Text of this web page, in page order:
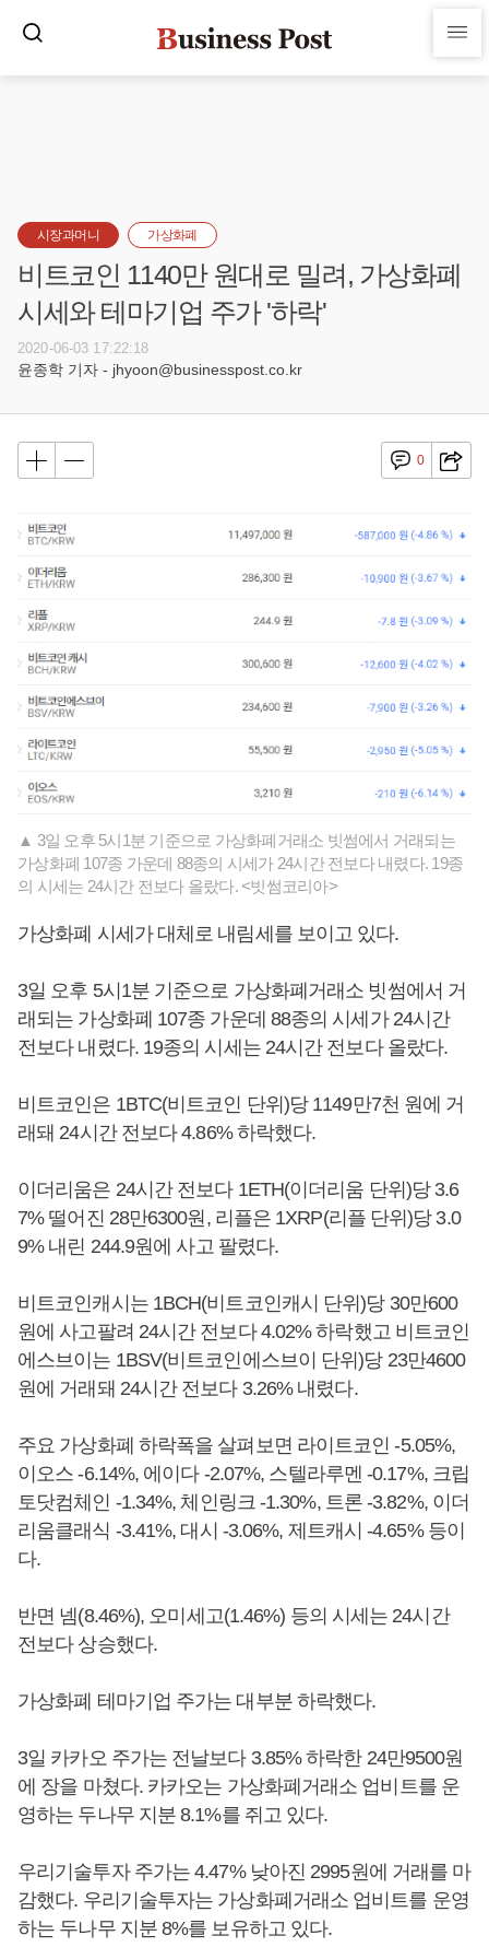
시장과머니 가상화폐
비트코인 1140만 원대로 밀려, 가상화폐
시세와 테마기업 주가 '하락'
2020-06-03 17:22:18
윤종학 기자 - jhyoon@businesspost.co.kr
0
▲ 3일 오후 5시1분 기준으로 가상화폐거래소 빗썸에서 거래되는
가상화폐 107종 가운데 88종의 시세가 24시간 전보다 내렸다. 19종
의 시세는 24시간 전보다 올랐다. <빗썸코리아>
가상화폐 시세가 대체로 내림세를 보이고 있다.
3일 오후 5시1분 기준으로 가상화폐거래소 빗썸에서 거
래되는 가상화폐 107종 가운데 88종의 시세가 24시간
전보다 내렸다. 19종의 시세는 24시간 전보다 올랐다.
비트코인은 1BTC(비트코인 단위)당 1149만7천 원에 거
래돼 24시간 전보다 4.86% 하락했다.
이더리움은 24시간 전보다 1ETH(이더리움 단위)당 3.6
7% 떨어진 28만6300원, 리플은 1XRP(리플 단위)당 3.0
9% 내린 244.9원에 사고 팔렸다.
비트코인캐시는 1BCH(비트코인캐시 단위)당 30만600
원에 사고팔려 24시간 전보다 4.02% 하락했고 비트코인
에스브이는 1BSV(비트코인에스브이 단위)당 23만4600
원에 거래돼 24시간 전보다 3.26% 내렸다.
주요 가상화폐 하락폭을 살펴보면 라이트코인 -5.05%,
이오스 -6.14%, 에이다 -2.07%, 스텔라루멘 -0.17%, 크립
토닷컴체인 -1.34%, 체인링크 -1.30%, 트론 -3.82%, 이더
리움클래식 -3.41%, 대시 -3.06%, 제트캐시 -4.65% 등이
다.
반면 넴(8.46%), 오미세고(1.46%) 등의 시세는 24시간
전보다 상승했다.
가상화폐 테마기업 주가는 대부분 하락했다.
3일 카카오 주가는 전날보다 3.85% 하락한 24만9500원
에 장을 마쳤다. 카카오는 가상화폐거래소 업비트를 운
영하는 두나무 지분 8.1%를 쥐고 있다.
우리기술투자 주가는 4.47% 낮아진 2995원에 거래를 마
감했다. 우리기술투자는 가상화폐거래소 업비트를 운영
하는 두나무 지분 8%를 보유하고 있다.